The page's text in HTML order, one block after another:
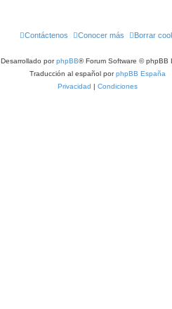
Borrar
Conocer más
Contáctenos
Desarrollado porphpBB® Forum Software © phpBB
Traducción al español porphpBB España
Privacidad | Condiciones